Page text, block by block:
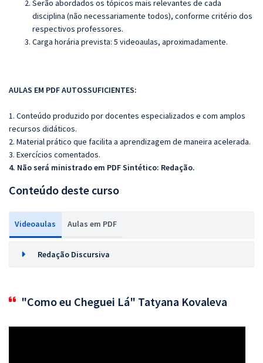
Serão abordados os tópicos mais relevantes de cada
disciplina (não necessariamente todos), conforme critério dos
respectivos professores.
Carga horária prevista: 5 videoaulas, aproximadamente.
AULAS EM PDF AUTOSSUFICIENTES:
1. Conteúdo produzido por docentes especializados e com amplos
recursos didáticos.
2. Material prático que facilita a aprendizagem de maneira acelerada.
3. Exercícios comentados.
4. Não será ministrado em PDF Sintético: Redação.
Conteúdo deste curso
Videoaulas Aulas em PDF
Redação Discursiva
"Como eu Cheguei Lá" Tatyana Kovaleva